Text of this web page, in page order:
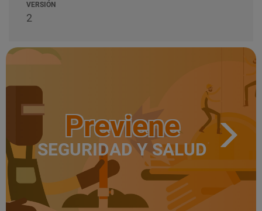
VERSIÓN
2
Previene
SEGURIDAD Y SALUD